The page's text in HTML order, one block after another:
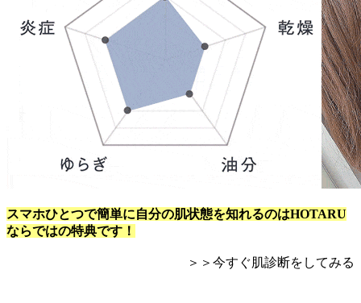
スマホひとつで簡単に自分の肌状態を知れるのはHOTARU
ならではの特典です！
＞＞今すぐ肌診断をしてみる